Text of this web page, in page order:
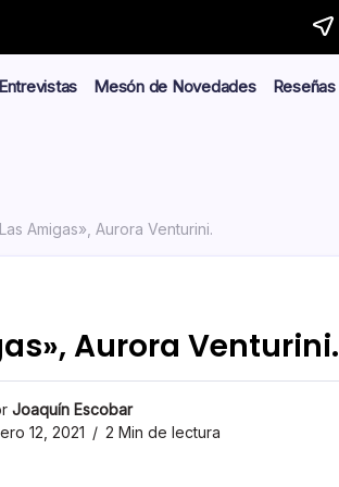
Entrevistas Mesón de Novedades Reseñas
Amigas», Aurora Venturini.
Aurora Venturini.
Joaquín Escobar
12, 2021
2 Min de lectura